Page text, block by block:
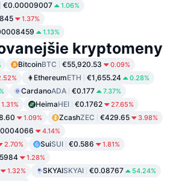
€0.00009007 1.06%
1.37%
1.13%
kryptomeny
BitcoinBTC €55,920.53 0.09%
EthereumETH €1,655.24 0.28%
CardanoADA €0.177 7.37%
1.31% HeimaHEI €0.1762 27.65%
1.09% ZcashZEC €429.65 3.98%
4.14%
2.70% SuiSUI €0.586 1.81%
1.28%
1.32% SKYAISKYAI €0.08767 54.24%